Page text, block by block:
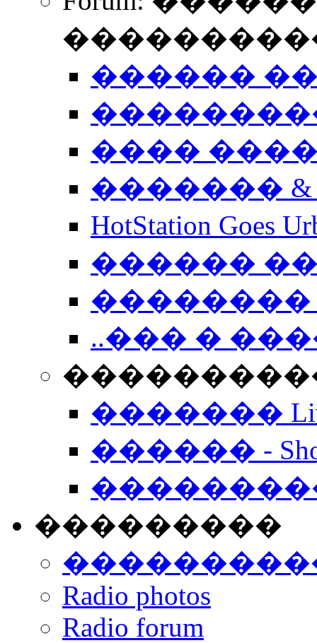
������
����
�������
HotStation
������
��������
..��� �
����������
�������
������ -
���������
Radio photos
Radio forum